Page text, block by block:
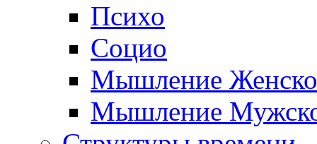
Психо
Социо
Мышление
Мышление